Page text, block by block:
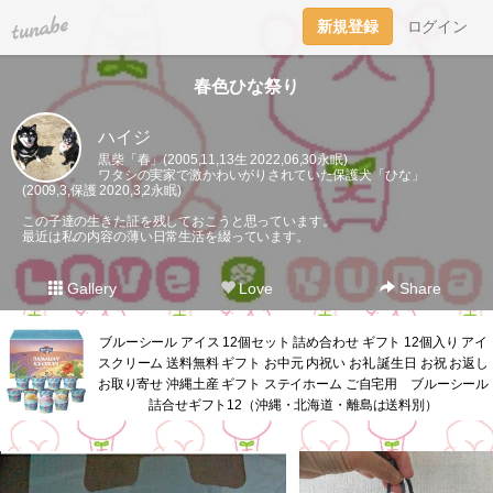
tuna.be 新規登録 ログイン
春色ひな祭り
ハイジ
黒柴「春」(2005,11,13生 2022,06,30永眠)
ワタシの実家で激かわいがりされていた保護犬「ひな」
(2009,3,保護 2020,3,2永眠)
この子達の生きた証を残しておこうと思っています。
最近は私の内容の薄い日常生活を綴っています。
Gallery Love Share
ブルーシール アイス 12個セット 詰め合わせ ギフト 12個入り アイ
スクリーム 送料無料 ギフト お中元 内祝い お礼 誕生日 お祝 お返し
お取り寄せ 沖縄土産 ギフト ステイホーム ご自宅用 ブルーシール
詰合せギフト12（沖縄・北海道・離島は送料別）